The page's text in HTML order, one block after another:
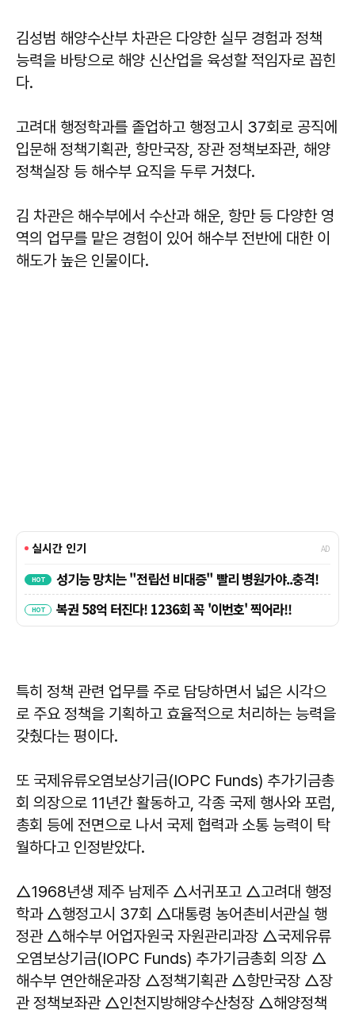
김성범 해양수산부 차관은 다양한 실무 경험과 정책
능력을 바탕으로 해양 신산업을 육성할 적임자로 꼽힌
다.
고려대 행정학과를 졸업하고 행정고시 37회로 공직에
입문해 정책기획관, 항만국장, 장관 정책보좌관, 해양
정책실장 등 해수부 요직을 두루 거쳤다.
김 차관은 해수부에서 수산과 해운, 항만 등 다양한 영
역의 업무를 맡은 경험이 있어 해수부 전반에 대한 이
해도가 높은 인물이다.
특히 정책 관련 업무를 주로 담당하면서 넓은 시각으
로 주요 정책을 기획하고 효율적으로 처리하는 능력을
갖췄다는 평이다.
또 국제유류오염보상기금(IOPC Funds) 추가기금총
회 의장으로 11년간 활동하고, 각종 국제 행사와 포럼,
총회 등에 전면으로 나서 국제 협력과 소통 능력이 탁
월하다고 인정받았다.
△1968년생 제주 남제주 △서귀포고 △고려대 행정
학과 △행정고시 37회 △대통령 농어촌비서관실 행
정관 △해수부 어업자원국 자원관리과장 △국제유류
오염보상기금(IOPC Funds) 추가기금총회 의장 △
해수부 연안해운과장 △정책기획관 △항만국장 △장
관 정책보좌관 △인천지방해양수산청장 △해양정책